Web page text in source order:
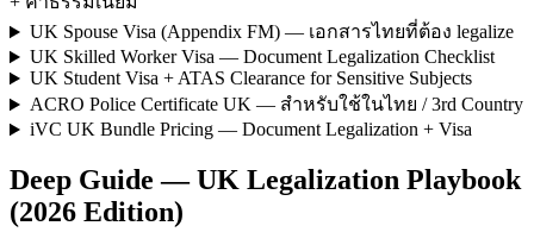
UK Spouse Visa (Appendix FM) — เอกสารไทยที่ต้อง legalize
UK Skilled Worker Visa — Document Legalization Checklist
UK Student Visa + ATAS Clearance for Sensitive Subjects
ACRO Police Certificate UK — สำหรับใช้ในไทย / 3rd Country
iVC UK Bundle Pricing — Document Legalization + Visa
Deep Guide — UK Legalization Playbook
(2026 Edition)